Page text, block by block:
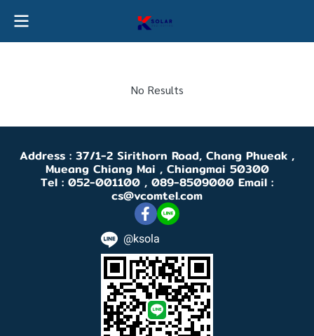
No Results
Address : 37/1-2 Sirithorn Road, Chang Phueak ,
Mueang Chiang Mai , Chiangmai 50300
Tel : 052-001100 , 089-8509000 Email :
cs@vcomtel.com
@ksola